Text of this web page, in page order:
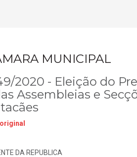
MUNICIPAL
2020 - Eleição do
Assembleias e
DA REPUBLICA